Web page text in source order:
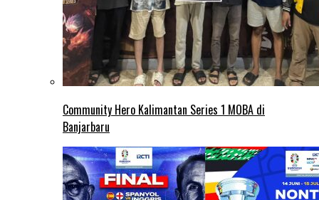
Community Hero Kalimantan Series 1 MOBA di
Banjarbaru